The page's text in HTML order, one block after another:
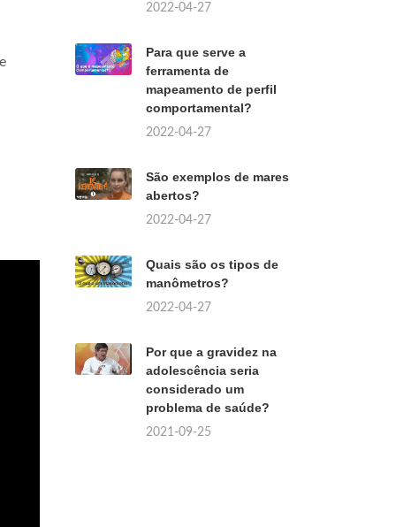
2022-04-27
Para que serve a
ferramenta de
mapeamento de perfil
comportamental?
2022-04-27
São exemplos de mares
abertos?
2022-04-27
Quais são os tipos de
manômetros?
2022-04-27
Por que a gravidez na
adolescência seria
considerado um
problema de saúde?
2021-09-25